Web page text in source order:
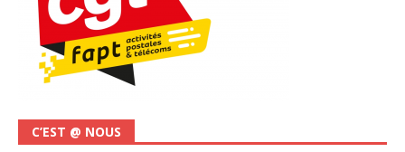
C’EST @ NOUS